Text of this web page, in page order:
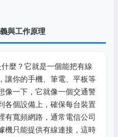
與工作原理
麼？它就是一個能把有線
讓你的手機、筆電、平板等
像一下，它就像一個交通警
各個設備上，確保每台裝置
有寬頻網路，通常電信公司
機只能提供有線連接，這時